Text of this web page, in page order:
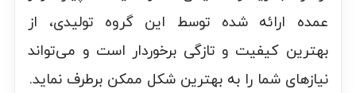
عمده ارائه شده توسط این گروه تولیدی، از
بهترین کیفیت و تازگی برخوردار است و می‌تواند
نیازهای شما را به بهترین شکل ممکن برطرف نماید.